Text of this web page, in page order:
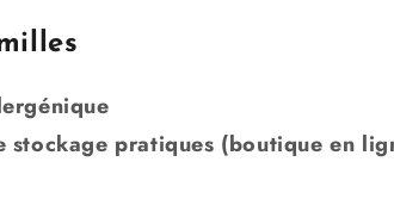
pratiques (boutique en